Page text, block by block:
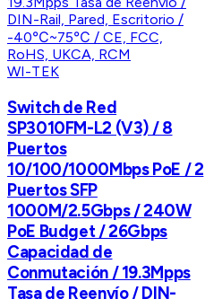
WI-TEK
Switch de Red
SP3010FM-L2 (V3) / 8
Puertos
10/100/1000Mbps PoE / 2
Puertos SFP
1000M/2.5Gbps / 240W
PoE Budget / 26Gbps
Capacidad de
Conmutación / 19.3Mpps
Tasa de Reenvío / DIN-